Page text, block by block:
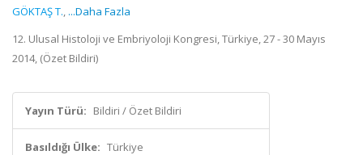
GÖKTAŞ T., ...Daha Fazla
12. Ulusal Histoloji ve Embriyoloji Kongresi, Türkiye, 27 - 30 Mayıs
2014, (Özet Bildiri)
Yayın Türü: Bildiri / Özet Bildiri
Basıldığı Ülke: Türkiye